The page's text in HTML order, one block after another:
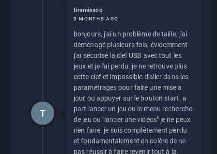
tiramissou
3 MONTHS AGO
bonjours, j'ai un problème de taille. j'ai
déménagé plusieurs fois, évidemment
j'ai sécurisé la clef USB avec tout les
jeux et je l'ai perdu. je ne retrouve plus
cette clef et impossible d'aller dans les
paramétrages pour faire une mise a
jour ou appuyer sur le bouton start. a
part lancer un jeu ou le menu recherche
de jeu ou "lancer une vidéos" je ne peux
rien faire. je suis complètement perdu
et fondamentalement en colère de ne
pas réussir à faire revenir tout à la
T